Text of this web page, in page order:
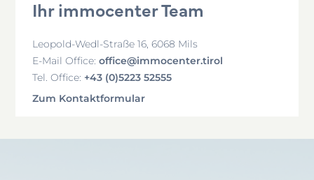
Ihr immocenter Team
Leopold-Wedl-Straße 16, 6068 Mils
E-Mail Office: office@immocenter.tirol
Tel. Office: +43 (0)5223 52555
Zum Kontaktformular